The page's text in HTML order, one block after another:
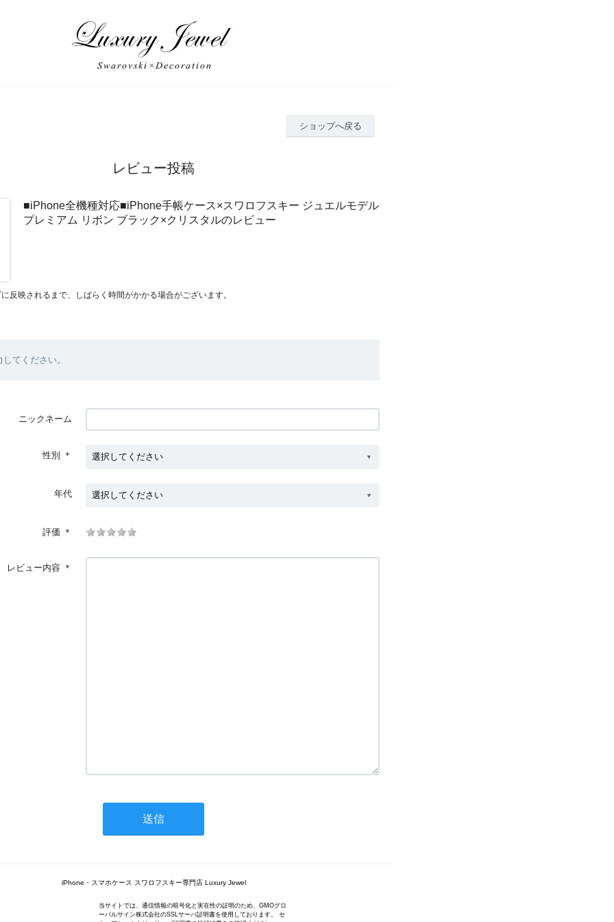
ショップへ戻る
レビュー投稿
■iPhone全機種対応■iPhone手帳ケース×スワロフスキー ジュエルモデル
プレミアム リボン ブラック×クリスタルのレビュー
反映されるまで、しばらく時間がかかる場合がございます。
てください。
ニックネーム
性別 ＊
年代
評価 ＊
レビュー内容 ＊
iPhone・スマホケース スワロフスキー専門店 Luxury Jewel
当サイトでは、通信情報の暗号化と実在性の証明のため、GMOグロ
ーバルサイン株式会社のSSLサーバ証明書を使用しております。 セ